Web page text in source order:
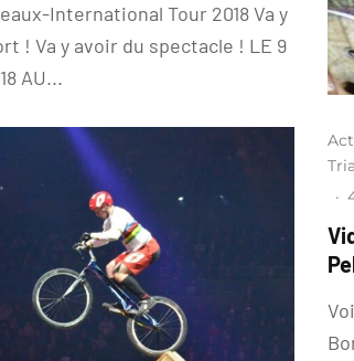
International Tour 2018 Va y
! Va y avoir du spectacle ! LE 9
AU...
·